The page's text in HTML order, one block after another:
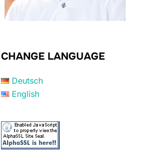
CHANGE LANGUAGE
Deutsch
English